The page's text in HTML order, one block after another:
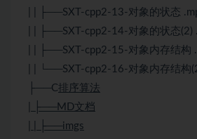
| | ├──SXT-cpp2-13-对象的状态
| | ├──SXT-cpp2-14-对象的状态(2)
| | ├──SXT-cpp2-15-对象内存结构
| | └──SXT-cpp2-16-对象内存结构
├──C排序算法
| ├──MD文档
| | ├──imgs